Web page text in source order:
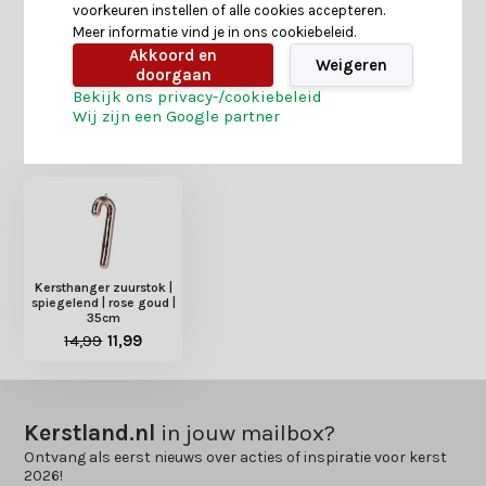
Heb je nog interesse in deze recent bekeken
Kersthanger zuurstok |
spiegelend | rose goud |
35cm
14,99 11,99
Kerstland.nl in jouw mailbox?
Ontvang als eerst nieuws over acties of inspiratie voor kerst
2026!
voorkeuren instellen of alle cookies accepteren.
Meer informatie vind je in ons cookiebeleid.
Akkoord en
doorgaan
Weigeren
Bekijk ons privacy-/cookiebeleid
Wij zijn een Google partner